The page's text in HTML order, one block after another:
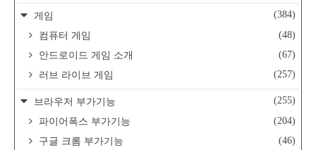
게임
(384)
컴퓨터 게임
(48)
안드로이드 게임 소개
(67)
러브 라이브 게임
(257)
브라우저 부가기능
(255)
파이어폭스 부가기능
(204)
구글 크롬 부가기능
(46)